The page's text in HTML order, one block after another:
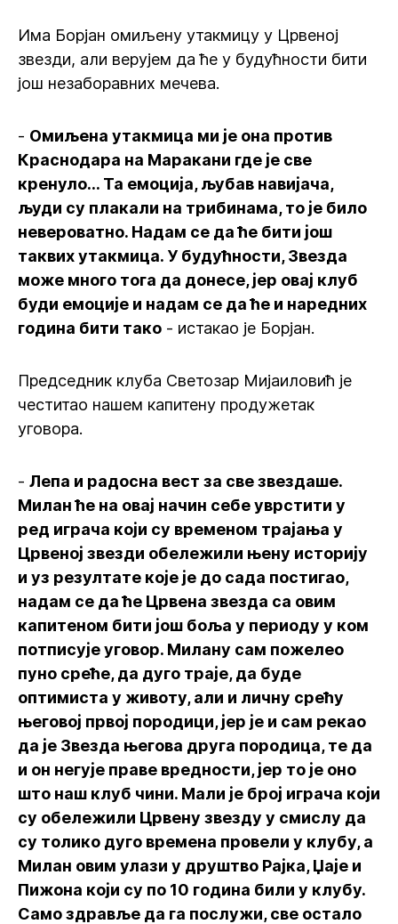
Има Борјан омиљену утакмицу у Црвеној
звезди, али верујем да ће у будућности бити
још незаборавних мечева.
- Омиљена утакмица ми је она против
Краснодара на Маракани где је све
кренуло... Та емоција, љубав навијача,
људи су плакали на трибинама, то је било
невероватно. Надам се да ће бити још
таквих утакмица. У будућности, Звезда
може много тога да донесе, јер овај клуб
буди емоције и надам се да ће и наредних
година бити тако - истакао је Борјан.
Председник клуба Светозар Мијаиловић је
честитао нашем капитену продужетак
уговора.
- Лепа и радосна вест за све звездаше.
Милан ће на овај начин себе уврстити у
ред играча који су временом трајања у
Црвеној звезди обележили њену историју
и уз резултате које је до сада постигао,
надам се да ће Црвена звезда са овим
капитеном бити још боља у периоду у ком
потписује уговор. Милану сам пожелео
пуно среће, да дуго траје, да буде
оптимиста у животу, али и личну срећу
његовој првој породици, јер је и сам рекао
да је Звезда његова друга породица, те да
и он негује праве вредности, јер то је оно
што наш клуб чини. Мали је број играча који
су обележили Црвену звезду у смислу да
су толико дуго времена провели у клубу, а
Милан овим улази у друштво Рајка, Џаје и
Пижона који су по 10 година били у клубу.
Само здравље да га послужи, све остало